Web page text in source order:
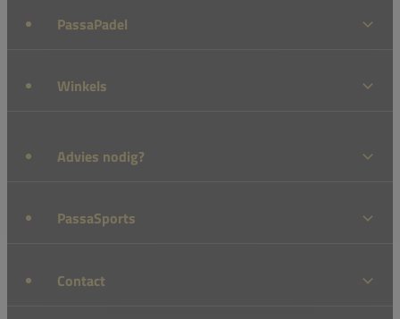
PassaPadel
Winkels
Advies nodig?
PassaSports
Contact